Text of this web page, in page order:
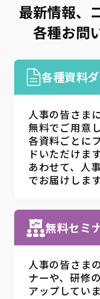
最新情報、
各種お問
各種資料
人事の皆さま
無料でご用意
各資料ごとに
ドいただけます
あわせて、人
でお届けします
無料セミ
人事の皆さま
ナーや、研修
アップしてい